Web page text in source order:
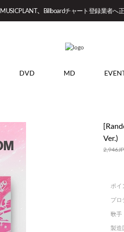
MUSICPLANT、Billboardチャート登録業者へ
DVD MD
Ver.)
ポイ
プロ
ー
歌手
製造